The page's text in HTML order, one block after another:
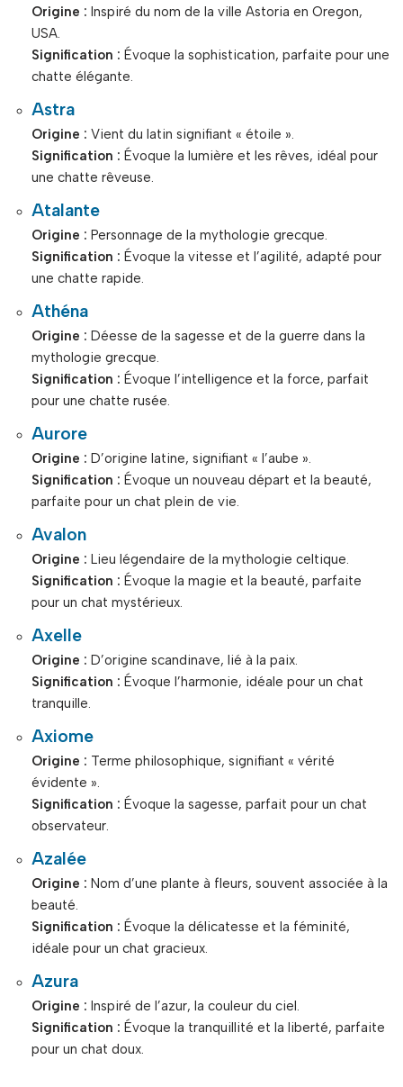
Origine : Inspiré du nom de la ville Astoria en Oregon,
USA.
Signification : Évoque la sophistication, parfaite pour une
chatte élégante.
Astra
Origine : Vient du latin signifiant « étoile ».
Signification : Évoque la lumière et les rêves, idéal pour
une chatte rêveuse.
Atalante
Origine : Personnage de la mythologie grecque.
Signification : Évoque la vitesse et l’agilité, adapté pour
une chatte rapide.
Athéna
Origine : Déesse de la sagesse et de la guerre dans la
mythologie grecque.
Signification : Évoque l’intelligence et la force, parfait
pour une chatte rusée.
Aurore
Origine : D’origine latine, signifiant « l’aube ».
Signification : Évoque un nouveau départ et la beauté,
parfaite pour un chat plein de vie.
Avalon
Origine : Lieu légendaire de la mythologie celtique.
Signification : Évoque la magie et la beauté, parfaite
pour un chat mystérieux.
Axelle
Origine : D’origine scandinave, lié à la paix.
Signification : Évoque l’harmonie, idéale pour un chat
tranquille.
Axiome
Origine : Terme philosophique, signifiant « vérité
évidente ».
Signification : Évoque la sagesse, parfait pour un chat
observateur.
Azalée
Origine : Nom d’une plante à fleurs, souvent associée à la
beauté.
Signification : Évoque la délicatesse et la féminité,
idéale pour un chat gracieux.
Azura
Origine : Inspiré de l’azur, la couleur du ciel.
Signification : Évoque la tranquillité et la liberté, parfaite
pour un chat doux.